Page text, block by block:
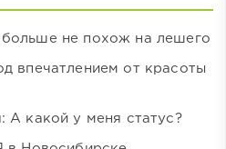
не похож на лешего
впечатлением от красоты
А какой у меня статус?